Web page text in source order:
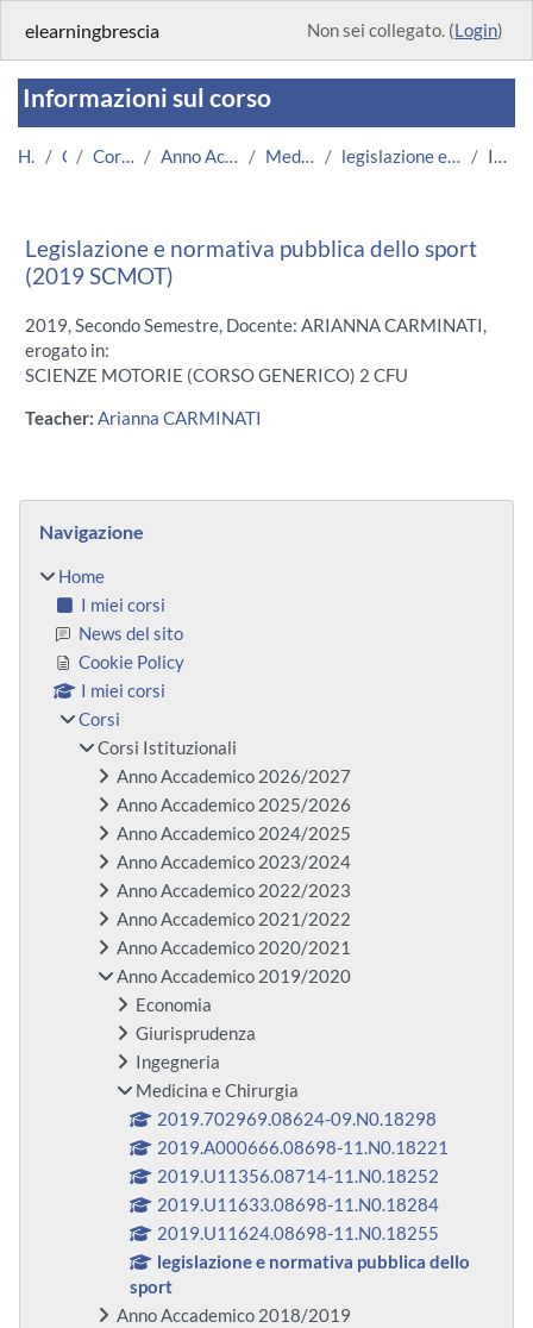
elearningbrescia Non sei collegato. (Login)
Informazioni sul corso
Home Corsi Corsi Istituzionali Anno Accademico 2019/2020 Medicina e Chirurgia legislazione e normativa pubblica dello sport Introduzione
Legislazione e normativa pubblica dello sport
(2019 SCMOT)
2019, Secondo Semestre, Docente: ARIANNA CARMINATI,
erogato in:
SCIENZE MOTORIE (CORSO GENERICO) 2 CFU
Teacher: Arianna CARMINATI
Blocchi
Navigazione
Home
I miei corsi
News del sito
Cookie Policy
I miei corsi
Corsi
Corsi Istituzionali
Anno Accademico 2026/2027
Anno Accademico 2025/2026
Anno Accademico 2024/2025
Anno Accademico 2023/2024
Anno Accademico 2022/2023
Anno Accademico 2021/2022
Anno Accademico 2020/2021
Anno Accademico 2019/2020
Economia
Giurisprudenza
Ingegneria
Medicina e Chirurgia
2019.702969.08624-09.N0.18298
2019.A000666.08698-11.N0.18221
2019.U11356.08714-11.N0.18252
2019.U11633.08698-11.N0.18284
2019.U11624.08698-11.N0.18255
legislazione e normativa pubblica dello
sport
Anno Accademico 2018/2019